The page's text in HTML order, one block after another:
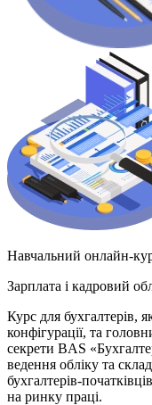
Навчальний онлайн-
Зарплата і кадровий
Курс для бухгалтерів,
конфігурації, та
секрети BAS
ведення обліку та
бухгалтерів-
на ринку праці.